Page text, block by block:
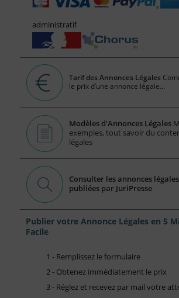
administratif
Tarif des Annonces Légales
le prix d’une annonce légale...
Modèles d'Annonces Légales
exemples, tout savoir du
légales
Consulter les annonces
publiées par JuriPresse
Publier votre Annonce Légales en 5
Facile
1 - Remplissez le formulaire
2 - Obtenez immédiatement le prix
3 - Réglez et recevez par mail votre